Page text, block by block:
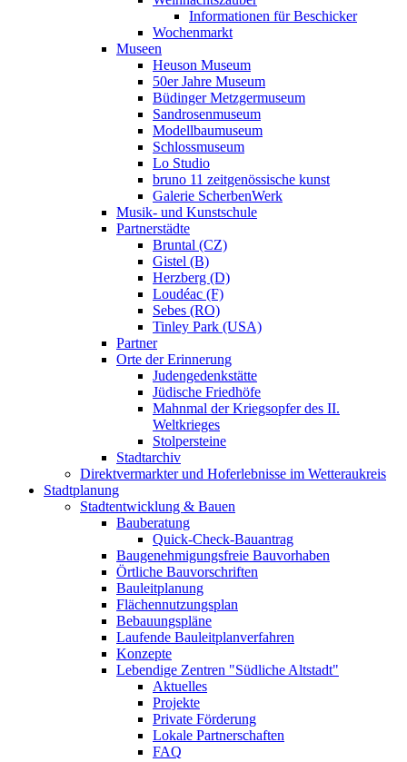
Informationen für Beschicker
Wochenmarkt
Museen
Heuson Museum
50er Jahre Museum
Büdinger Metzgermuseum
Sandrosenmuseum
Modellbaumuseum
Schlossmuseum
Lo Studio
bruno 11 zeitgenössische kunst
Galerie ScherbenWerk
Musik- und Kunstschule
Partnerstädte
Bruntal (CZ)
Gistel (B)
Herzberg (D)
Loudéac (F)
Sebes (RO)
Tinley Park (USA)
Partner
Orte der Erinnerung
Judengedenkstätte
Jüdische Friedhöfe
Mahnmal der Kriegsopfer des II.
Weltkrieges
Stolpersteine
Stadtarchiv
Direktvermarkter und Hoferlebnisse im Wetteraukreis
Stadtplanung
Stadtentwicklung & Bauen
Bauberatung
Quick-Check-Bauantrag
Baugenehmigungsfreie Bauvorhaben
Örtliche Bauvorschriften
Bauleitplanung
Flächennutzungsplan
Bebauungspläne
Laufende Bauleitplanverfahren
Konzepte
Lebendige Zentren "Südliche Altstadt"
Aktuelles
Projekte
Private Förderung
Lokale Partnerschaften
FAQ